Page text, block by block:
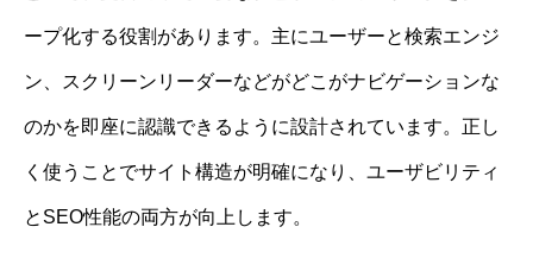
ープ化する役割があります。主にユーザーと検索エンジ
ン、スクリーンリーダーなどがどこがナビゲーションな
のかを即座に認識できるように設計されています。正し
く使うことでサイト構造が明確になり、ユーザビリティ
とSEO性能の両方が向上します。